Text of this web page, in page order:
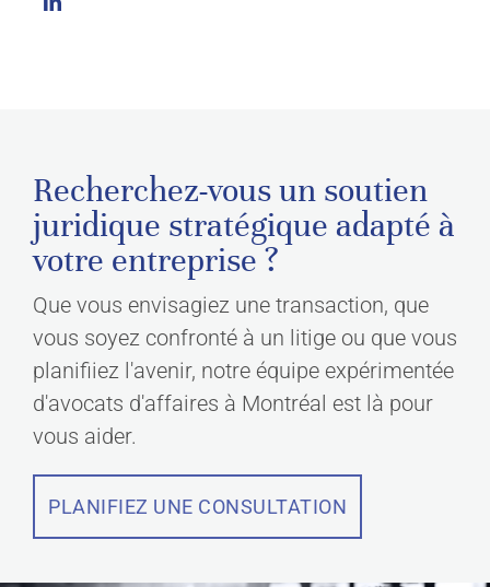
Recherchez-vous un soutien
juridique stratégique adapté à
votre entreprise ?
Que vous envisagiez une transaction, que
vous soyez confronté à un litige ou que vous
planifiiez l'avenir, notre équipe expérimentée
d'avocats d'affaires à Montréal est là pour
vous aider.
PLANIFIEZ UNE CONSULTATION